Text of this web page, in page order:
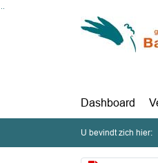
Ga naar de inhoud van deze
Ga naar het zoeken
Dashboard
U bevindt zich hier: